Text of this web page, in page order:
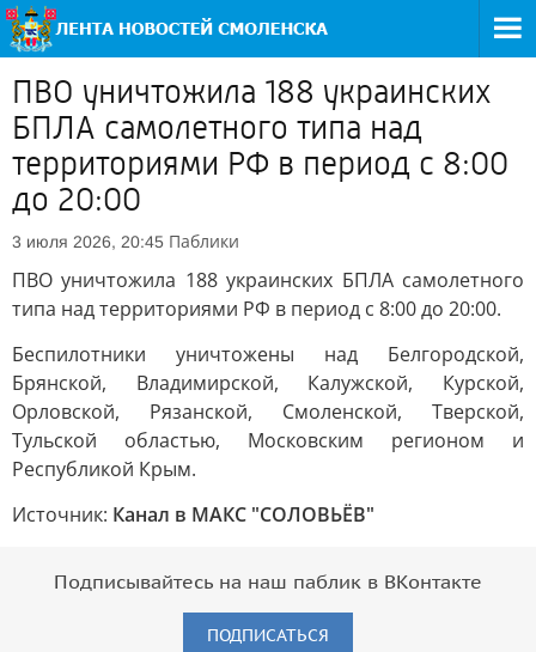
ПВО уничтожила 188 украинских
БПЛА самолетного типа над
территориями РФ в период с 8:00
до 20:00
3 июля 2026, 20:45 Паблики
ПВО уничтожила 188 украинских БПЛА самолетного
типа над территориями РФ в период с 8:00 до 20:00.
Беспилотники уничтожены над Белгородской,
Брянской, Владимирской, Калужской, Курской,
Орловской, Рязанской, Смоленской, Тверской,
Тульской областью, Московским регионом и
Республикой Крым.
Источник: Канал в МАКС "СОЛОВЬЁВ"
Подписывайтесь на наш паблик в ВКонтакте
ПОДПИСАТЬСЯ